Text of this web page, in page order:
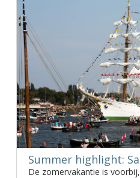
Summer highlight:
De zomervakantie is